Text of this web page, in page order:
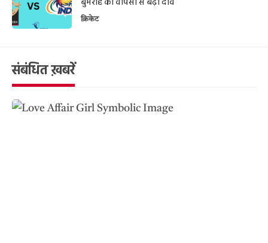
क्रिकेट
संबंधित ख़बरें